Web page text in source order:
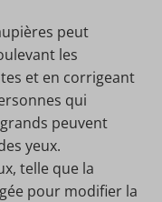
peut
les
et en corrigeant
qui
peuvent
yeux.
telle que la
pour modifier la